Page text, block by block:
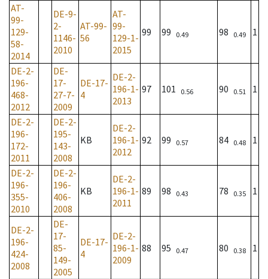
AT-
99-
129-
58-
2014
DE-9-
2-
1146-
2010
AT-99-
56
AT-
99-
129-1-
2015
99 99 0.49 98 0.49 1
DE-2-
196-
468-
2012
DE-
17-
27-7-
2009
DE-17-
4
DE-2-
196-1-
2013
97 101 0.56 90 0.51 1
DE-2-
196-
172-
2011
DE-2-
195-
143-
2008
KB
DE-2-
196-1-
2012
92 99 0.57 84 0.48 1
DE-2-
196-
355-
2010
DE-2-
196-
406-
2008
KB
DE-2-
196-1-
2011
89 98 0.43 78 0.35 1
DE-2-
196-
424-
2008
DE-
17-
85-
149-
2005
DE-17-
4
DE-2-
196-1-
2009
88 95 0.47 80 0.38 1